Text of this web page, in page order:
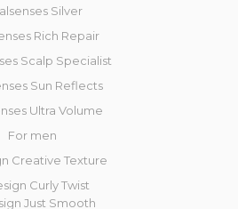
Silver
Rich Repair
Scalp Specialist
Sun Reflects
Ultra Volume
For men
Creative Texture
Curly Twist
Just Smooth